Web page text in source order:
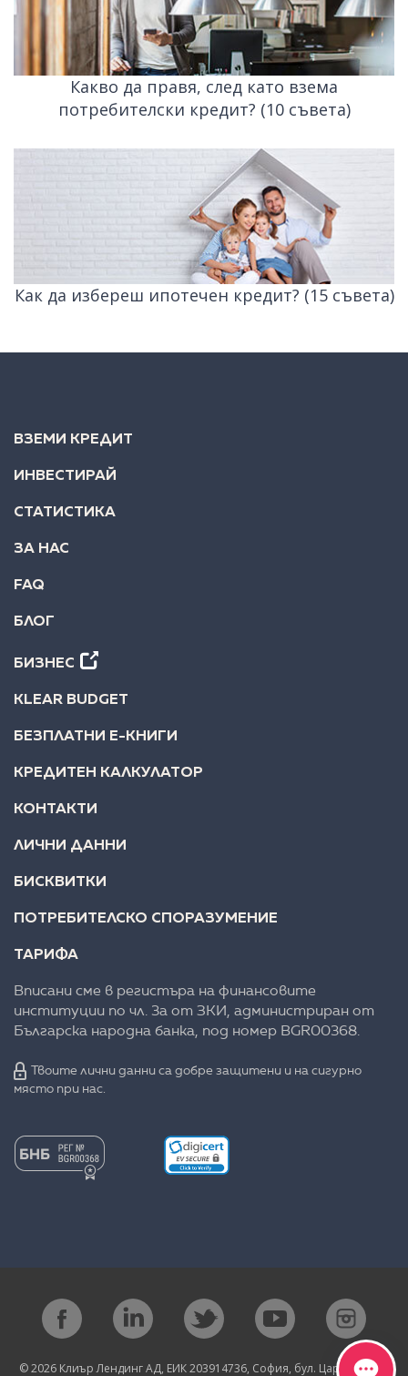
Какво да правя, след като взема
потребителски кредит? (10 съвета)
Как да избереш ипотечен кредит? (15 съвета)
ВЗЕМИ КРЕДИТ
ИНВЕСТИРАЙ
СТАТИСТИКА
ЗА НАС
FAQ
БЛОГ
БИЗНЕС
KLEAR BUDGET
БЕЗПЛАТНИ Е-КНИГИ
КРЕДИТЕН КАЛКУЛАТОР
КОНТАКТИ
ЛИЧНИ ДАННИ
БИСКВИТКИ
ПОТРЕБИТЕЛСКО СПОРАЗУМЕНИЕ
ТАРИФА
Вписани сме в регистъра на финансовите
институции по чл. 3а от ЗКИ, администриран от
Българска народна банка, под номер BGR00368.
Твоите лични данни са добре защитени и на сигурно
място при нас.
© 2026 Клиър Лендинг АД, ЕИК 203914736, София, бул. Цариградско